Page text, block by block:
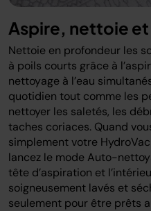
Aspire, nettoie
Nettoie en profondeur les
à poils courts grâce à
nettoyage à l’eau
quotidien tout comme les
nettoyer les saletés, les
taches coriaces. Quand
simplement votre
lancez le mode Auto-
tête d’aspiration et
soigneusement lavés et
seulement pour être prêts